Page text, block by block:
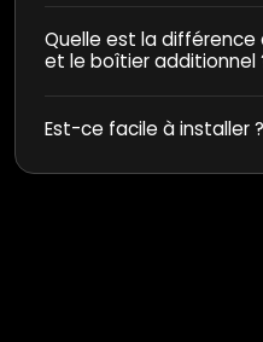
Quelle est la différence
et le boîtier additionnel
Est-ce facile à installer ?